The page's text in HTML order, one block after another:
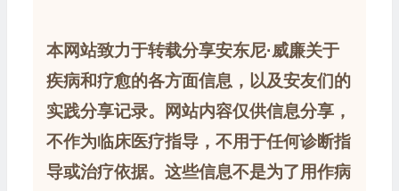
本网站致力于转载分享安东尼·威廉关于
疾病和疗愈的各方面信息，以及安友们的
实践分享记录。网站内容仅供信息分享，
不作为临床医疗指导，不用于任何诊断指
导或治疗依据。这些信息不是为了用作病